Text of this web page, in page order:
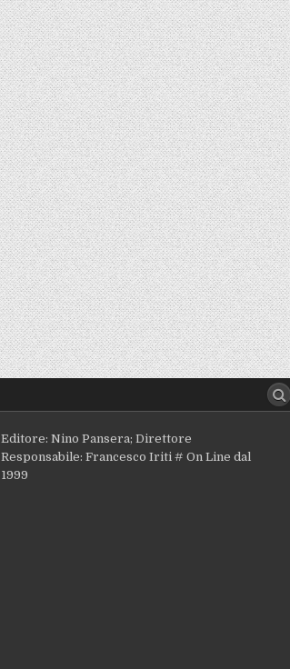
Editore: Nino Pansera; Direttore
Responsabile: Francesco Iriti # On Line dal
1999